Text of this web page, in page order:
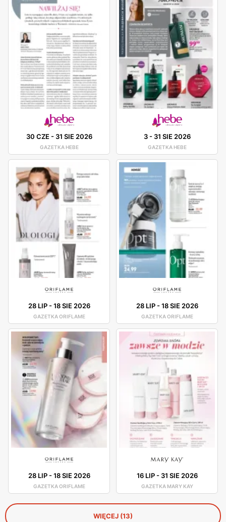
30 CZE - 31 SIE 2026
GAZETKA HEBE
3- 31 SIE 2026
GAZETKA HEBE
28 LIP-18 SIE 2026
GAZETKA ORIFLAME
28 LIP-18 SIE 2026
GAZETKA ORIFLAME
28 LIP-18 SIE 2026
GAZETKA ORIFLAME
16 LIP- 31 SIE 2026
GAZETKA MARY KAY
WIĘCEJ (13)